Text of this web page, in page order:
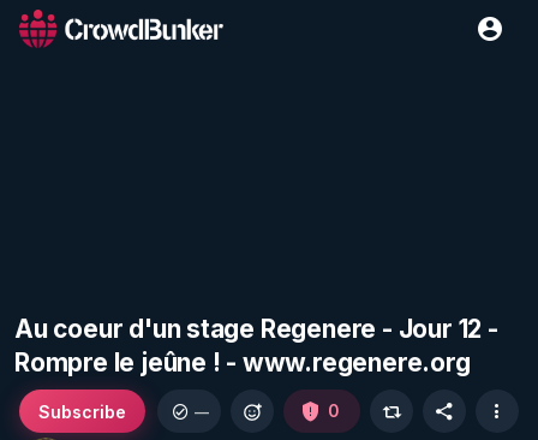
Au coeur d'un stage Regenere - Jour 12 -
Rompre le jeûne ! - www.regenere.org
Subscribe — 0